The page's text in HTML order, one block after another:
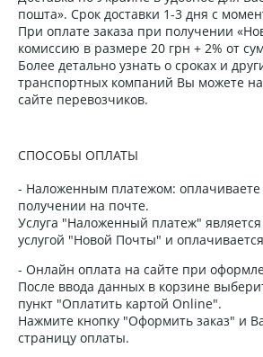
пошта». Срок доставки 1-3 дня с
При оплате заказа при получении
комиссию в размере 20 грн + 2% от
Более детально узнать о сроках и
транспортных компаний Вы можете
сайте перевозчиков.
СПОСОБЫ ОПЛАТЫ
- Наложенным платежом: оплачиваете
получении на почте.
Услуга "Наложенный платеж"
услугой "Новой Почты" и
- Онлайн оплата на сайте при
После ввода данных в корзине
пункт "Оплатить картой Online".
Нажмите кнопку "Оформить заказ" и
страницу оплаты.